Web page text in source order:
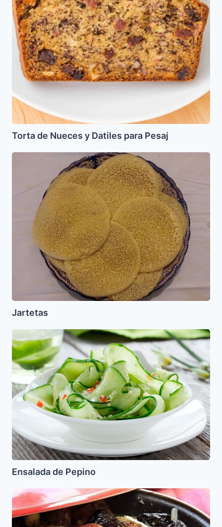
Torta de Nueces y Datiles para Pesaj
Jartetas
Jartetas
de
Pepino
Ensalada de Pepino
Pollo
estilo
Marroquí